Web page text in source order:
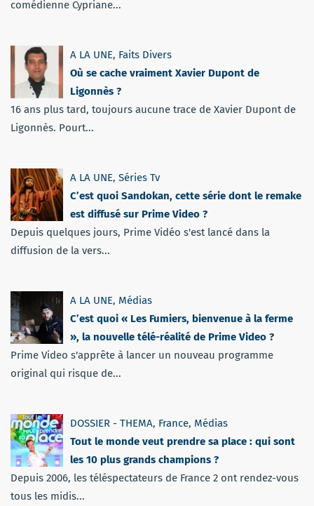
comédienne Cypriane...
A LA UNE, Faits Divers
Où se cache vraiment Xavier Dupont de
Ligonnès ?
16 ans plus tard, toujours aucune trace de Xavier Dupont de
Ligonnès. Pourt...
A LA UNE, Séries Tv
C’est quoi Sandokan, cette série dont le remake
est diffusé sur Prime Video ?
Depuis quelques jours, Prime Vidéo s'est lancé dans la
diffusion de la vers...
A LA UNE, Médias
C’est quoi « Les Fumiers, bienvenue à la ferme
», la nouvelle télé-réalité de Prime Video ?
Prime Video s'apprête à lancer un nouveau programme
original qui risque de...
DOSSIER - THEMA, France, Médias
Tout le monde veut prendre sa place : qui sont
les 10 plus grands champions ?
Depuis 2006, les téléspectateurs de France 2 ont rendez-vous
tous les midis...